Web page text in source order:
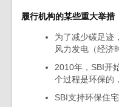
履行机构的某些重大举措
为了减少碳足迹
风力发电（经济
2010年，SBI开
个过程是环保的
SBI支持环保住